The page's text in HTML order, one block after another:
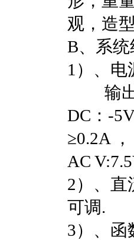
观，造
B、系统
1）、电
输出
DC：-
≥0.2A
AC
2）、直
可调.
3）、函